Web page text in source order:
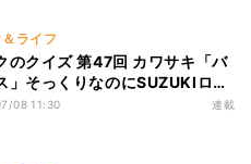
ライフ
のクイズ 第47回 カワサキ「バ
」そっくりなのにSUZUKIロゴ
ク、正体は?
08 11:30 連載